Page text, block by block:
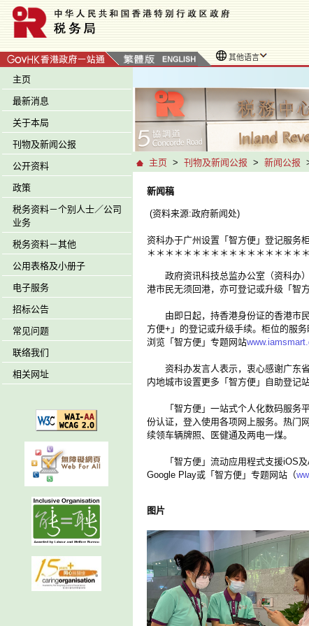
其他语言
主页
最新消息
关于本局
刊物及新闻公报
公开资料
政策
税务资料－个别人士／公司
业务
税务资料－其他
公用表格及小册子
电子服务
招标公告
常见问题
联络我们
相关网址
主页 > 刊物及新闻公报 > 新闻公报
新闻稿
(资料来源:政府新闻处)
资科办于广州设置「智方便」登记服务柜
＊＊＊＊＊＊＊＊＊＊＊＊＊＊＊＊＊
政府资讯科技总监办公室（资科办）
港市民无须回港，亦可登记或升级「智
由即日起，持香港身份证的香港市民
方便+」的登记或升级手续。柜位的服
浏览「智方便」专题网站
资科办发言人表示，衷心感谢广东省
内地城市设置更多「智方便」自助登记
「智方便」一站式个人化数码服务平
份认证，登入使用各项网上服务。热门
续领车辆牌照、医健通及两电一煤。
「智方便」流动应用程式支援iOS及
Google Play或「智方便」专题网站（
图 片